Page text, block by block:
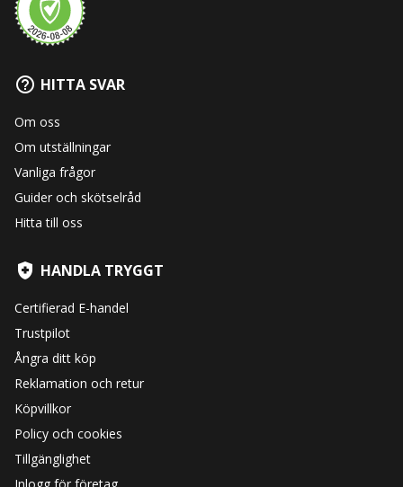
HITTA SVAR
Om oss
Om utställningar
Vanliga frågor
Guider och skötselråd
Hitta till oss
HANDLA TRYGGT
Certifierad E-handel
Trustpilot
Ångra ditt köp
Reklamation och retur
Köpvillkor
Policy och cookies
Tillgänglighet